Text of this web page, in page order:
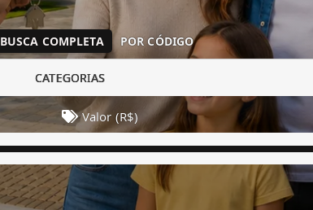
BUSCA COMPLETA POR CÓDIGO
CATEGORIAS
Valor (R$)